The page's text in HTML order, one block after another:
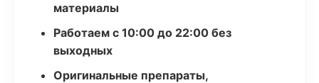
материалы
Работаем с 10:00 до 22:00 без
выходных
Оригинальные препараты,